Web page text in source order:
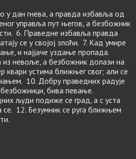
у дан гнева, а правда избавља од
управља пут његов, а безбожник
6. Праведне избавља правда
се у својој злоћи. 7. Кад умире
и најјаче уздање пропада.
невоље, а безбожник долази на
квари устима ближњег свог; али се
10. Добру праведних радује
бива певање.
људи подиже се град, а с уста
12. Безумник се руга ближњем